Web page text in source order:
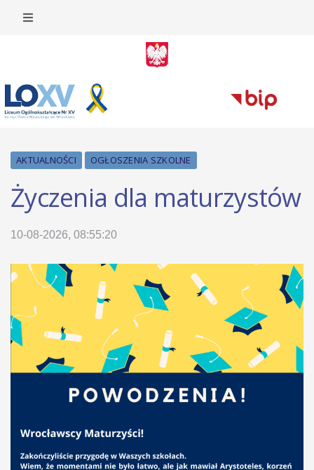
AKTUALNOŚCI OGŁOSZENIA SZKOLNE
Życzenia dla maturzystów
10-08-2026, 08:55:20